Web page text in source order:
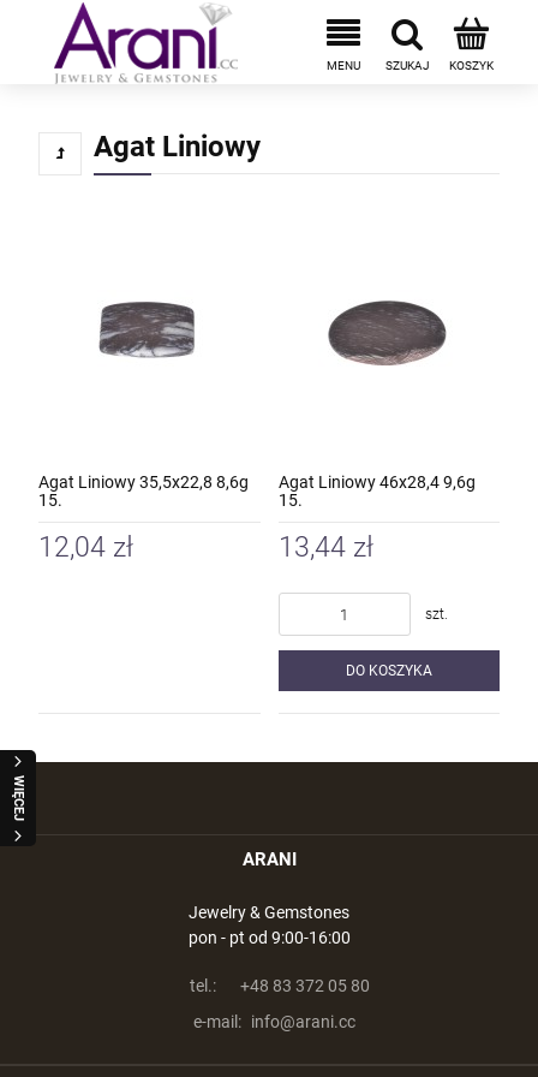
WIĘCEJ
Agat Liniowy
Agat Liniowy 35,5x22,8 8,6g
15.
12,04 zł
Agat Liniowy 46x28,4 9,6g
15.
13,44 zł
szt.
DO KOSZYKA
ARANI
Jewelry & Gemstones
pon - pt od 9:00-16:00
tel.:
+48 83 372 05 80
e-mail: info@arani.cc